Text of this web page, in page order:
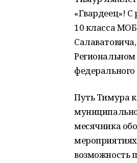
«Гвардеец»!
10 класса
федерального
Путь Тимура
месячника
возможность